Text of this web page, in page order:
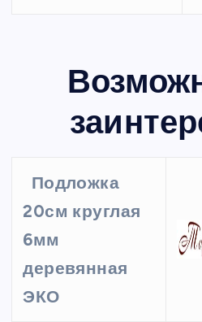
Подложка
20см круглая
6мм
деревянная
ЭКО